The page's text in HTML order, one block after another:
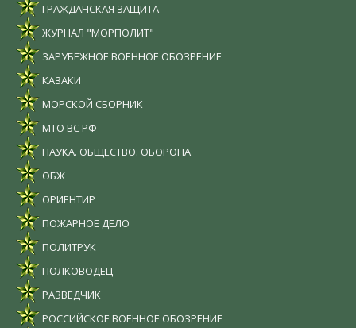
ГРАЖДАНСКАЯ ЗАЩИТА
ЖУРНАЛ "МОРПОЛИТ"
ЗАРУБЕЖНОЕ ВОЕННОЕ ОБОЗРЕНИЕ
КАЗАКИ
МОРСКОЙ СБОРНИК
МТО ВС РФ
НАУКА. ОБЩЕСТВО. ОБОРОНА
ОБЖ
ОРИЕНТИР
ПОЖАРНОЕ ДЕЛО
ПОЛИТРУК
ПОЛКОВОДЕЦ
РАЗВЕДЧИК
РОССИЙСКОЕ ВОЕННОЕ ОБОЗРЕНИЕ